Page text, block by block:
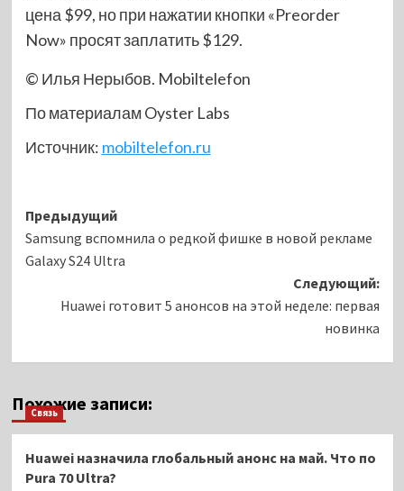
цена $99, но при нажатии кнопки «Preorder
Now» просят заплатить $129.
© Илья Нерыбов. Mobiltelefon
По материалам Oyster Labs
Источник: mobiltelefon.ru
Навигация
записи
Предыдущий
Samsung вспомнила о редкой фишке в новой рекламе
Galaxy S24 Ultra
Следующий:
Huawei готовит 5 анонсов на этой неделе: первая
новинка
Похожие записи:
Связь
Huawei назначила глобальный анонс на май. Что по
Pura 70 Ultra?